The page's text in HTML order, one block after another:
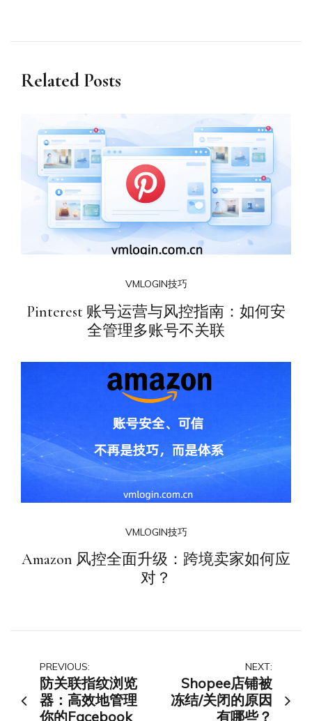
Related Posts
VMLOGIN技巧
Pinterest 账号运营与风控指南：如何安
全管理多账号不关联
VMLOGIN技巧
Amazon 风控全面升级：跨境卖家如何应
对？
章
PREVIOUS:
防关联指纹浏览
器：高效地管理
你的Facebook
NEXT:
Shopee店铺被
冻结/关闭的原因
有哪些？